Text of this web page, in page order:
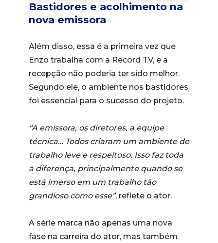
Bastidores e acolhimento na
nova emissora
Além disso, essa é a primeira vez que
Enzo trabalha com a Record TV, e a
recepção não poderia ter sido melhor.
Segundo ele, o ambiente nos bastidores
foi essencial para o sucesso do projeto.
“A emissora, os diretores, a equipe
técnica… Todos criaram um ambiente de
trabalho leve e respeitoso. Isso faz toda
a diferença, principalmente quando se
está imerso em um trabalho tão
grandioso como esse”, reflete o ator.
A série marca não apenas uma nova
fase na carreira do ator, mas também